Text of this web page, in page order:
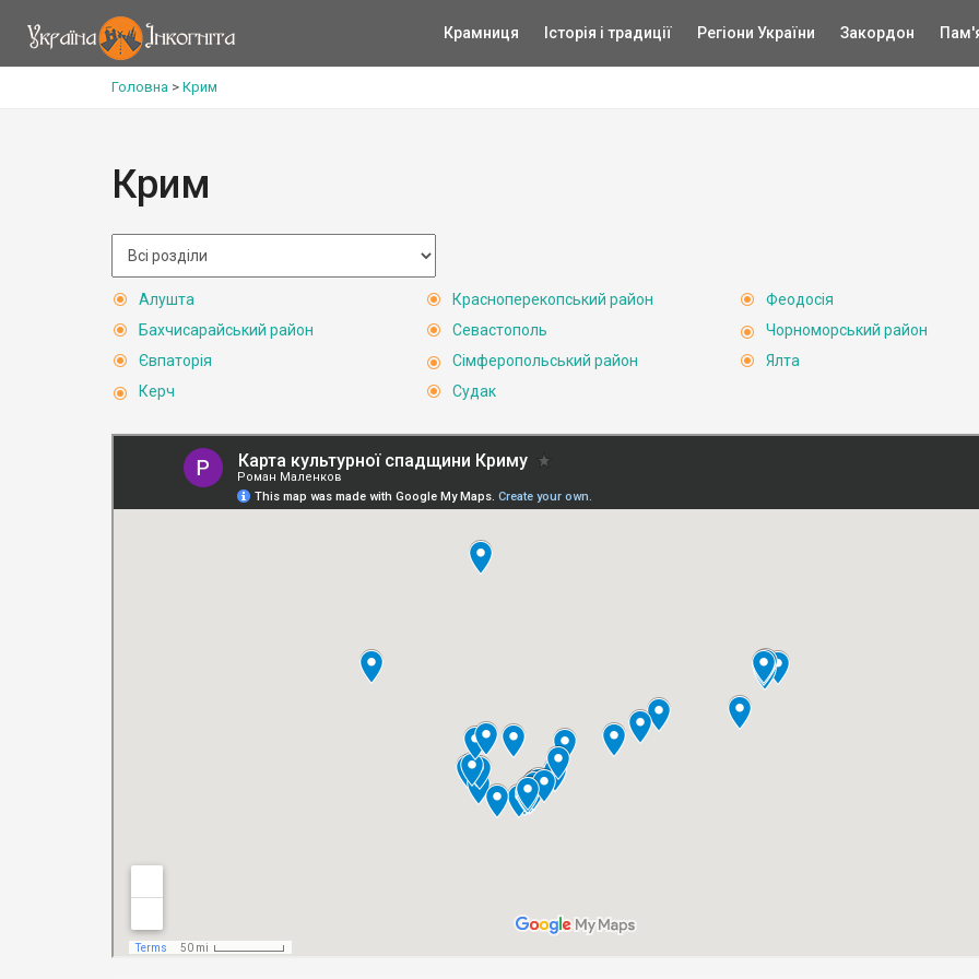
Крамниця Історія і традиції Регіони України Закордон
Головна > Крим
Крим
Алушта
Бахчисарайський район
Євпаторія
Керч
Красноперекопський район
Севастополь
Сімферопольський район
Судак
Феодосія
Чорноморський район
Ялта